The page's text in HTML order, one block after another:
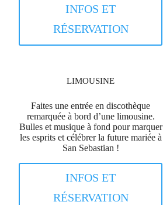
INFOS ET
RÉSERVATION
LIMOUSINE
Faites une entrée en discothèque
remarquée à bord d’une limousine.
Bulles et musique à fond pour marquer
les esprits et célébrer la future mariée à
San Sebastian !
INFOS ET
RÉSERVATION